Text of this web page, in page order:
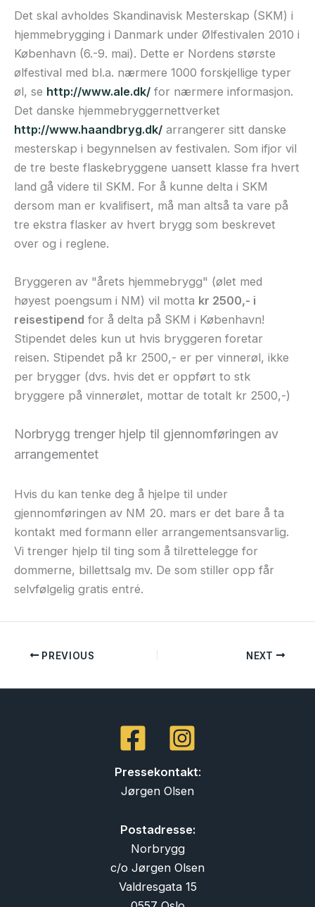
Det skal avholdes Skandinavisk Mesterskap (SKM) i
hjemmebrygging i Danmark under Ølfestivalen 2010 i
København (6.-9. mai). Dette er Nordens største
ølfestival med bl.a. nærmere 1000 forskjellige typer
øl, se http://www.ale.dk/ for nærmere informasjon.
Det danske hjemmebryggernettverket
http://www.haandbryg.dk/ arrangerer sitt danske
mesterskap i begynnelsen av festivalen. Som ifjor vil
de tre beste flaskebryggene uansett klasse fra hvert
land gå videre til SKM. For å kunne delta i SKM
dersom man er kvalifisert, må man altså ta vare på
tre ekstra flasker av hvert brygg som beskrevet
over og i reglene.
Bryggeren av "årets hjemmebrygg" (ølet med
høyest poengsum i NM) vil motta kr 2500,- i
reisestipend for å delta på SKM i København!
Stipendet deles kun ut hvis bryggeren foretar
reisen. Stipendet på kr 2500,- er per vinnerøl, ikke
per brygger (dvs. hvis det er oppført to stk
bryggere på vinnerølet, mottar de totalt kr 2500,-)
Norbrygg trenger hjelp til gjennomføringen av
arrangementet
Hvis du kan tenke deg å hjelpe til under
gjennomføringen av NM 20. mars er det bare å ta
kontakt med formann eller arrangementsansvarlig.
Vi trenger hjelp til ting som å tilrettelegge for
dommerne, billettsalg mv. De som stiller opp får
selvfølgelig gratis entré.
PREVIOUS NEXT
Pressekontakt:
Jørgen Olsen
Postadresse:
Norbrygg
c/o Jørgen Olsen
Valdresgata 15